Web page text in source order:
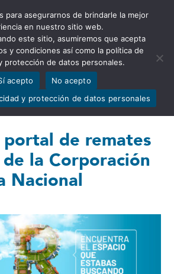
de herramientas
portal de remates
la Corporación
Nacional
para asegurarnos de brindarle la mejor
en nuestro sitio web.
este sitio, asumiremos que acepta
y condiciones así como la política de
protección de datos personales.
acepto
No acepto
y protección de datos personales